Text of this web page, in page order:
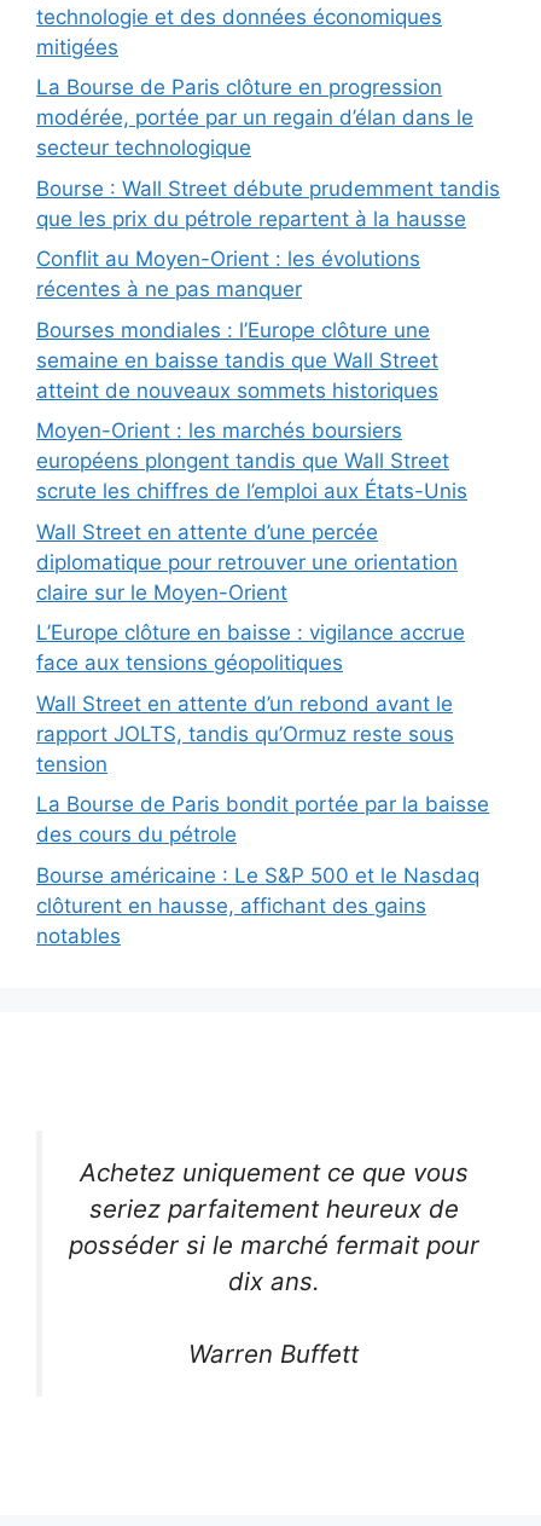
technologie et des données économiques
mitigées
La Bourse de Paris clôture en progression
modérée, portée par un regain d’élan dans le
secteur technologique
Bourse : Wall Street débute prudemment tandis
que les prix du pétrole repartent à la hausse
Conflit au Moyen-Orient : les évolutions
récentes à ne pas manquer
Bourses mondiales : l’Europe clôture une
semaine en baisse tandis que Wall Street
atteint de nouveaux sommets historiques
Moyen-Orient : les marchés boursiers
européens plongent tandis que Wall Street
scrute les chiffres de l’emploi aux États-Unis
Wall Street en attente d’une percée
diplomatique pour retrouver une orientation
claire sur le Moyen-Orient
L’Europe clôture en baisse : vigilance accrue
face aux tensions géopolitiques
Wall Street en attente d’un rebond avant le
rapport JOLTS, tandis qu’Ormuz reste sous
tension
La Bourse de Paris bondit portée par la baisse
des cours du pétrole
Bourse américaine : Le S&P 500 et le Nasdaq
clôturent en hausse, affichant des gains
notables
Achetez uniquement ce que vous
seriez parfaitement heureux de
posséder si le marché fermait pour
dix ans.
Warren Buffett